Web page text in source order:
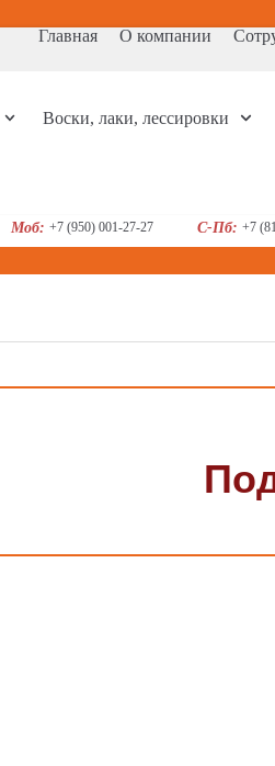
Главная О компании
Воски, лаки, лессировки
Моб: +7 (950) 001-27-27 С-Пб: +7